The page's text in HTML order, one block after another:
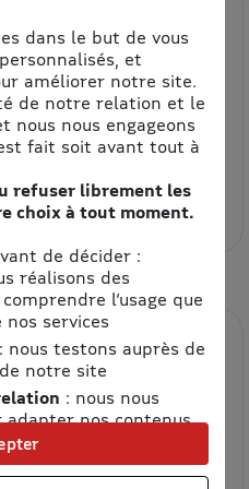
remise
dans le but de vous
et
améliorer notre site.
de notre relation et le
nous nous engageons
fait soit avant tout à
refuser librement les
choix à tout moment.
de décider :
réalisons des
l’usage que
services
nous testons auprès de
notre site
: nous nous
adapter nos contenus
utilisons avec nos